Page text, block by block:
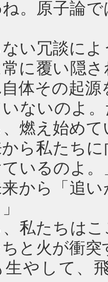
ね。原子論
ない冗談に
常に覆い隠
体その起源
ないのよ
燃え始めて
ら私たち
いるのよ。
来から「追
、私たちは
と火が衝突
やして、